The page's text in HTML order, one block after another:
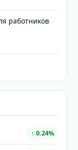
работников
↑ 0.24%